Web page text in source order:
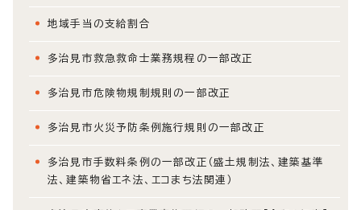
地域手当の支給割合
多治見市救急救命士業務規程の一部改正
多治見市危険物規制規則の一部改正
多治見市火災予防条例施行規則の一部改正
多治見市手数料条例の一部改正（盛土規制法、建築基準
法、建築物省エネ法、エコまち法関連）